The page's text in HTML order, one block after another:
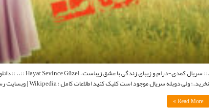
.:: سریال کمدی-درام و زیبای زندگی با عشق زیباست – Hayat Sevince Güzel ::.. :: دانلود سریال ترکی Hayat Sevince Güzel با زبان اصلی و لینک مستقیم ::. سریال پاک شده.بخاطر زبان اصلی سریال اشتراک